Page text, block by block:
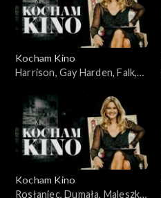
Kocham Kino
Harrison, Gay Harden, Falk,
Kocham Kino
Rosłaniec, Dumała, Maleszka,